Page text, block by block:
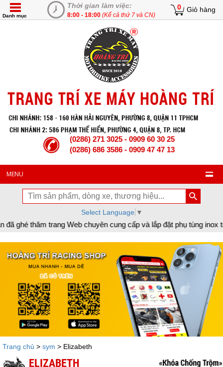
Thời gian làm việc:
8:00 - 18:00 (Kể cả thứ 7 và CN)
0 Giỏ hàng
Danh mục
(0286) 271 3025 - 0909 60 30 25
(0286) 686 3586 - 0909 47 47 13
MENU
Select Language ▼
thăm trang Web chuyên cung cấp và lắp đặt phụ tùng inox trang
Trang chủ > sym > Elizabeth
ELIZABETH